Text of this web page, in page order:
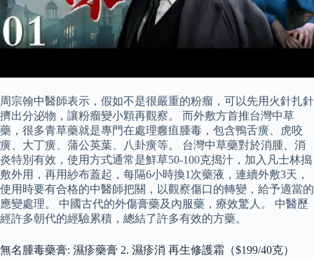
周宗翰中醫師表示，假如不是很嚴重的粉瘤，可以先用火針扎針
擠出分泌物，讓粉瘤變小顆再觀察。 而外敷方首推台灣中草
藥，很多青草藥就是專門在處理癰疽腫毒，包含鴨舌癀、虎咬
癀、大丁癀、蒲公英葉、八卦癀等。 台灣中草藥對於消腫、消
炎特別有效，使用方式通常是鮮草50-100克搗汁，加入凡士林搗
敷外用，再用紗布蓋起，每隔6小時換1次藥液，連續外敷3天，
使用時要有合格的中醫師把關，以觀察傷口的轉變，給予適當的
應變處理。 中國古代的外傷膏藥及內服藥，療效驚人。 中醫歷
經許多朝代的經驗累積，總結了許多有效的方藥。
無名腫毒藥膏: 濕疹藥膏 2. 濕疹消 再生修護霜（$199/40克）